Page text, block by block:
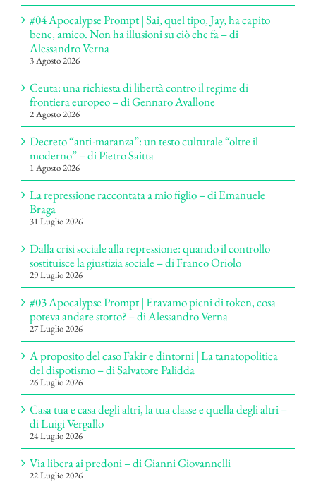
#04 Apocalypse Prompt | Sai, quel tipo, Jay, ha capito
bene, amico. Non ha illusioni su ciò che fa – di
Alessandro Verna
3 Agosto 2026
Ceuta: una richiesta di libertà contro il regime di
frontiera europeo – di Gennaro Avallone
2 Agosto 2026
Decreto “anti-maranza”: un testo culturale “oltre il
moderno” – di Pietro Saitta
1 Agosto 2026
La repressione raccontata a mio figlio – di Emanuele
Braga
31 Luglio 2026
Dalla crisi sociale alla repressione: quando il controllo
sostituisce la giustizia sociale – di Franco Oriolo
29 Luglio 2026
#03 Apocalypse Prompt | Eravamo pieni di token, cosa
poteva andare storto? – di Alessandro Verna
27 Luglio 2026
A proposito del caso Fakir e dintorni | La tanatopolitica
del dispotismo – di Salvatore Palidda
26 Luglio 2026
Casa tua e casa degli altri, la tua classe e quella degli altri –
di Luigi Vergallo
24 Luglio 2026
Via libera ai predoni – di Gianni Giovannelli
22 Luglio 2026